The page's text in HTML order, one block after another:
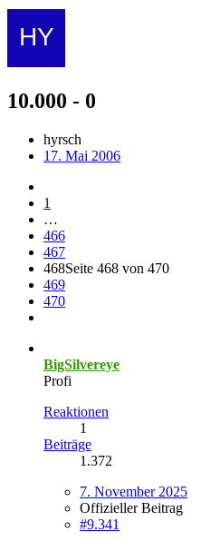
10.000 - 0
hyrsch
17. Mai 2006
1
…
466
467
468Seite 468 von 470
469
470
BigSilvereye
Profi
Reaktionen
1
Beiträge
1.372
7. November 2025
Offizieller Beitrag
#9.341